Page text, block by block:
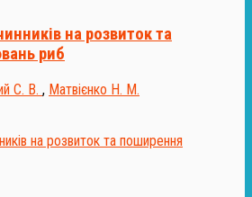
на розвиток та
риб
С. В. , Матвієнко Н. М.